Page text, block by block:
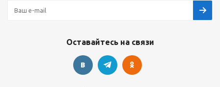
Оставайтесь на связи